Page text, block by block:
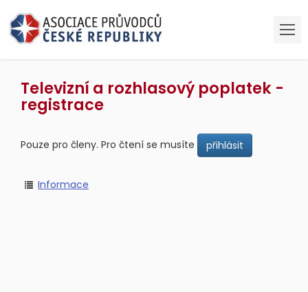
Televizní a rozhlasový poplatek -
registrace
Pouze pro členy. Pro čtení se musíte
Informace